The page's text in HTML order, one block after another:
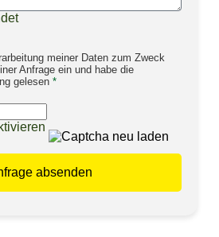
meiner Daten zum Zweck
Anfrage ein und habe die
gelesen *